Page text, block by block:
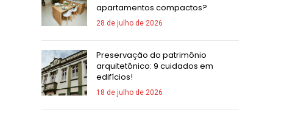
apartamentos compactos?
28 de julho de 2026
Preservação do patrimônio
arquitetônico: 9 cuidados em
edifícios!
18 de julho de 2026